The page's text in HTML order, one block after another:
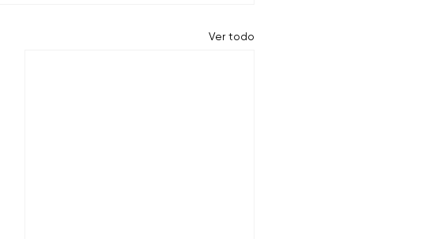
Ver todo